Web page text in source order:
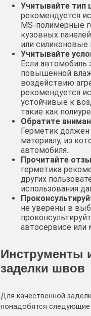
Учитывайте тип
рекомендуется
MS-полимерные
кузовных
или силиконовые
Учитывайте
Если автомобиль
повышенной
воздействию
рекомендуется
устойчивые к
такие как
Обратите
Герметик должен
материалу, из
автомобиля․
Прочитайте
герметика
других
использования
не уверены в
автосервисе или
Инструменты
заделки швов
Для качественной
понадобятся следующие